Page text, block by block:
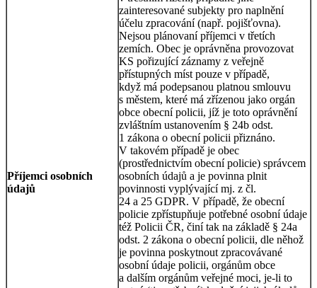
Příjemci osobních
údajů
zainteresované subjekty pro naplnění
účelu zpracování (např. pojišťovna).
Nejsou plánovaní příjemci v třetích
zemích. Obec je oprávněna provozovat
KS pořizující záznamy z veřejně
přístupných míst pouze v případě,
když má podepsanou platnou smlouvu
s městem, které má zřízenou jako orgán
obce obecní policii, jíž je toto oprávnění
zvláštním ustanovením § 24b odst.
1 zákona o obecní policii přiznáno.
V takovém případě je obec
(prostřednictvím obecní policie) správcem
osobních údajů a je povinna plnit
povinnosti vyplývající mj. z čl.
24 a 25 GDPR. V případě, že obecní
policie zpřístupňuje potřebné osobní údaje
též Policii ČR, činí tak na základě § 24a
odst. 2 zákona o obecní policii, dle něhož
je povinna poskytnout zpracovávané
osobní údaje policii, orgánům obce
a dalším orgánům veřejné moci, je-li to